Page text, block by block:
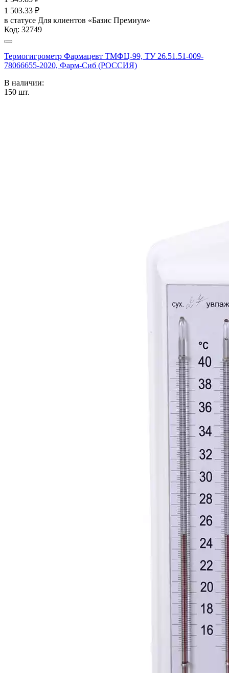
1 503.33 ₽
в статусе Для клиентов «Базис Премиум»
Код: 32749
Термогигрометр Фармацевт ТМФЦ-99, ТУ 26.51.51-009-
78066655-2020, Фарм-Сиб (РОССИЯ)
В наличии:
150 шт.